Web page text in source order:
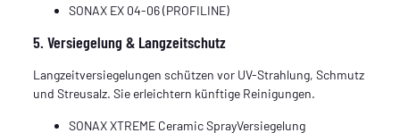
SONAX EX 04-06 (PROFILINE)
5. Versiegelung & Langzeitschutz
Langzeitversiegelungen schützen vor UV-Strahlung, Schmutz
und Streusalz. Sie erleichtern künftige Reinigungen.
SONAX XTREME Ceramic SprayVersiegelung